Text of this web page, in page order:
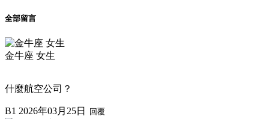
全部留言
金牛座 女生
什麼航空公司？
B1 2026年03月25日 回覆